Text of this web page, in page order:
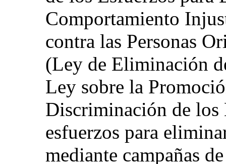
Comportamiento
contra las Personas
(Ley de Eliminación
Ley sobre la
Discriminación de
esfuerzos para
mediante campañas